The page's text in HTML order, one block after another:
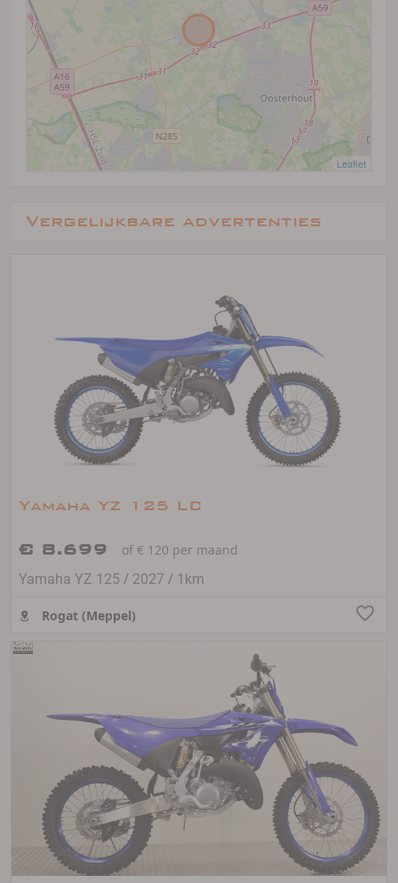
Leaflet
Vergelijkbare advertenties
Yamaha YZ 125 LC
€ 8.699
of € 120 per maand
Yamaha YZ 125 / 2027 / 1km
Rogat (Meppel)